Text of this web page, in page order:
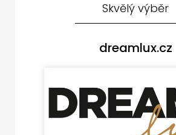
Skvělý výběr
dreamlux.cz